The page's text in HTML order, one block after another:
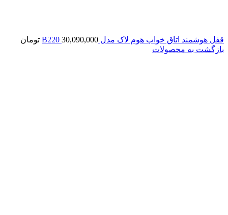
قفل هوشمند اتاق خواب هوم لاک مدل B220 30,090,000
تومان
بازگشت به محصولات